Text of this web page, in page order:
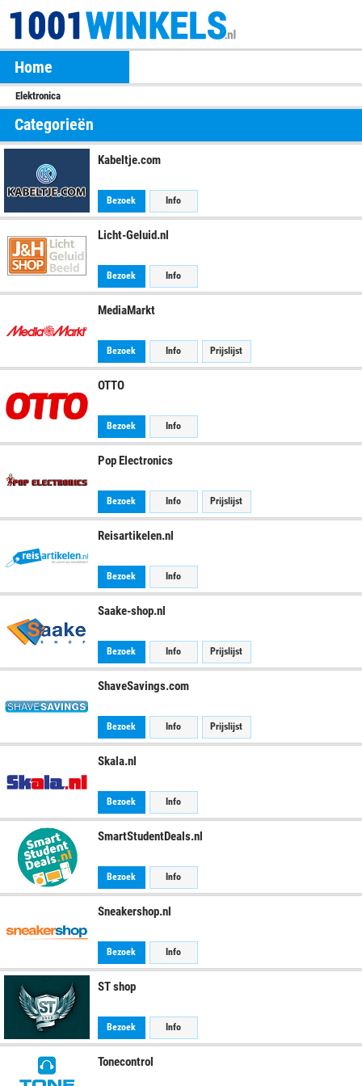
Home
Elektronica
Categorieën
Kabeltje.com
Bezoek Info
Licht-Geluid.nl
Bezoek Info
MediaMarkt
Bezoek Info Prijslijst
OTTO
Bezoek Info
Pop Electronics
Bezoek Info Prijslijst
Reisartikelen.nl
Bezoek Info
Saake-shop.nl
Bezoek Info Prijslijst
ShaveSavings.com
Bezoek Info Prijslijst
Skala.nl
Bezoek Info
SmartStudentDeals.nl
Bezoek Info
Sneakershop.nl
Bezoek Info
ST shop
Bezoek Info
Tonecontrol